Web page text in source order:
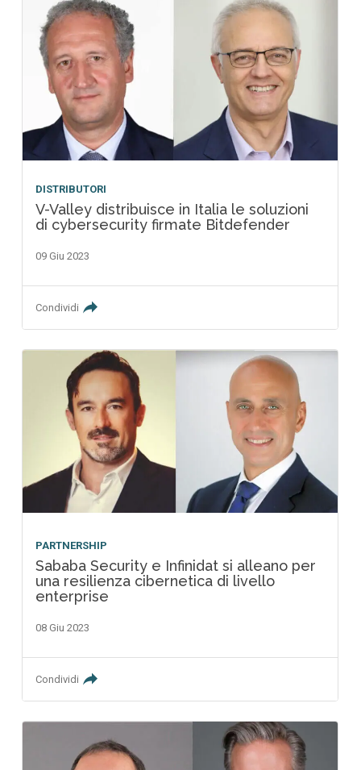
DISTRIBUTORI
V-Valley distribuisce in Italia le soluzioni
di cybersecurity firmate Bitdefender
09 Giu 2023
Condividi
PARTNERSHIP
Sababa Security e Infinidat si alleano per
una resilienza cibernetica di livello
enterprise
08 Giu 2023
Condividi